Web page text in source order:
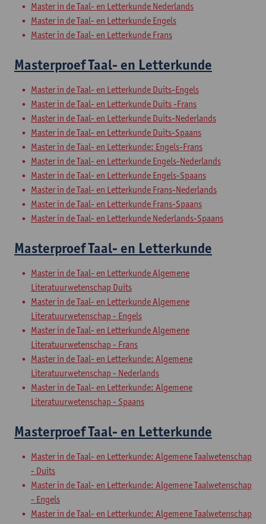
Master in de Taal- en Letterkunde Nederlands
Master in de Taal- en Letterkunde Engels
Master in de Taal- en Letterkunde Frans
Masterproef Taal- en Letterkunde
Master in de Taal- en Letterkunde Duits-Engels
Master in de Taal- en Letterkunde Duits -Frans
Master in de Taal- en Letterkunde Duits-Nederlands
Master in de Taal- en Letterkunde Duits-Spaans
Master in de Taal- en Letterkunde: Engels-Frans
Master in de Taal- en Letterkunde Engels-Nederlands
Master in de Taal- en Letterkunde Engels-Spaans
Master in de Taal- en Letterkunde Frans-Nederlands
Master in de Taal- en Letterkunde Frans-Spaans
Master in de Taal- en Letterkunde Nederlands-Spaans
Masterproef Taal- en Letterkunde
Master in de Taal- en Letterkunde Algemene
Literatuurwetenschap Duits
Master in de Taal- en Letterkunde Algemene
Literatuurwetenschap - Engels
Master in de Taal- en Letterkunde Algemene
Literatuurwetenschap - Frans
Master in de Taal- en Letterkunde: Algemene
Literatuurwetenschap - Nederlands
Master in de Taal- en Letterkunde: Algemene
Literatuurwetenschap - Spaans
Masterproef Taal- en Letterkunde
Master in de Taal- en Letterkunde: Algemene Taalwetenschap
- Duits
Master in de Taal- en Letterkunde: Algemene Taalwetenschap
- Engels
Master in de Taal- en Letterkunde: Algemene Taalwetenschap